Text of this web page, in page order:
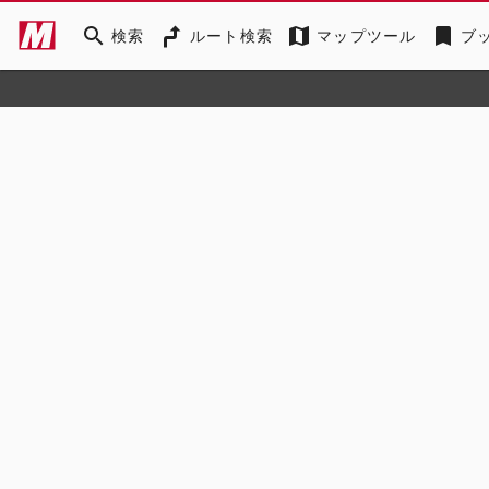
search 検索 ルート検索 map マップツール bookmark ブ